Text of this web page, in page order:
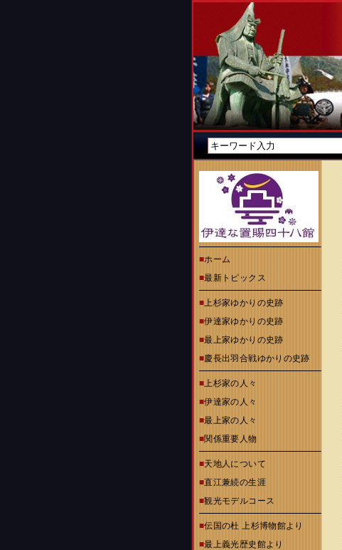
■ホーム
■最新トピックス
■上杉家ゆかりの史跡
■伊達家ゆかりの史跡
■最上家ゆかりの史跡
■慶長出羽合戦ゆかりの史跡
■上杉家の人々
■伊達家の人々
■最上家の人々
■関係重要人物
■天地人について
■直江兼続の生涯
■観光モデルコース
■伝国の杜 上杉博物館より
■最上義光歴史館より